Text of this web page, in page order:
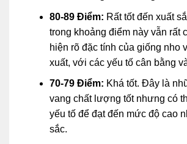
80-89 Điểm: Rất tốt đến xuất
trong khoảng điểm này vẫn rất
hiện rõ đặc tính của giống nho
xuất, với các yếu tố cân bằng
70-79 Điểm: Khá tốt. Đây là
vang chất lượng tốt nhưng có
yếu tố để đạt đến mức độ cao
sắc.